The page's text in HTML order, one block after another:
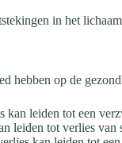
in het
hebben op de
leiden tot een
leiden tot verlies